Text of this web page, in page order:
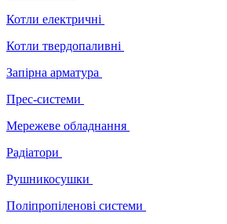
Котли електричні
Котли твердопаливні
Запірна арматура
Прес-системи
Мережеве обладнання
Радіатори
Рушникосушки
Поліпропіленові системи